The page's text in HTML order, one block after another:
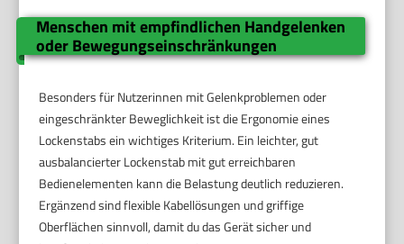
Menschen mit empfindlichen Handgelenken
oder Bewegungseinschränkungen
Besonders für Nutzerinnen mit Gelenkproblemen oder
eingeschränkter Beweglichkeit ist die Ergonomie eines
Lockenstabs ein wichtiges Kriterium. Ein leichter, gut
ausbalancierter Lockenstab mit gut erreichbaren
Bedienelementen kann die Belastung deutlich reduzieren.
Ergänzend sind flexible Kabellösungen und griffige
Oberflächen sinnvoll, damit du das Gerät sicher und